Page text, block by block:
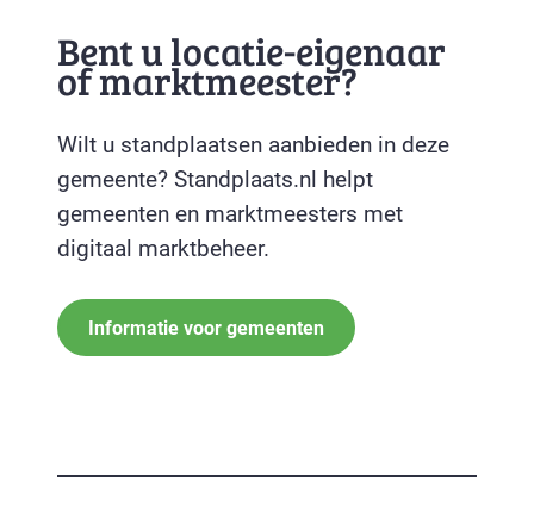
Bent u locatie-eigenaar
of marktmeester?
Wilt u standplaatsen aanbieden in deze
gemeente? Standplaats.nl helpt
gemeenten en marktmeesters met
digitaal marktbeheer.
Informatie voor gemeenten